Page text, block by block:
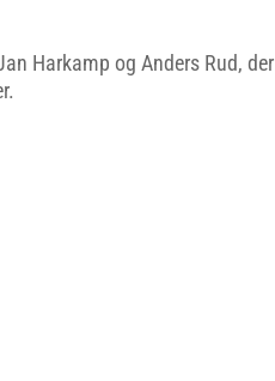
Harkamp og Anders Rud, der